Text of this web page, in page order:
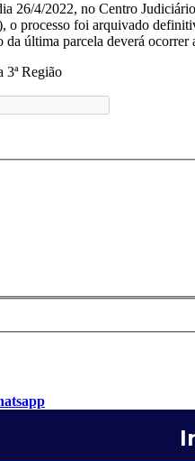
26/4/2022, no Centro
processo foi arquivado
da última parcela deverá ocorrer
3ª Região